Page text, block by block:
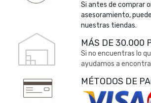
Si antes de comprar
asesoramiento,
nuestras tiendas.
MÁS DE 30.000
Si no encuentras lo
ayudamos a
MÉTODOS DE